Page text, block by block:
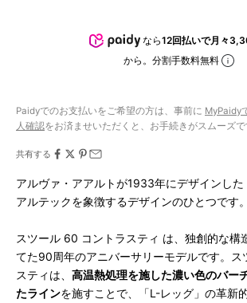
なら12回払いで月々
から。分割手数料無料
Paidyでのお支払いをご希望の方は、事前に MyPaidy
人確認をお済ませいただくと、お手続きがスムーズで
共有する
アルヴァ・アアルトが1933年にデザインした
アルテックを象徴するデザインのひとつです。
スツール 60 コントラスティ は、独創的な構
てた90周年のアニバーサリーモデルです。ス
スティは、 高温熱処理を施した濃い色のバー
たラインを施すことで、「L-レッグ」の革新